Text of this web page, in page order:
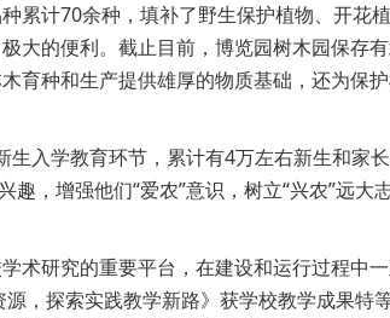
计70余种，填补了野生保护植物、开花
的便利。截止目前，博览园树木园保存
育种和生产提供雄厚的物质基础，还为保
生入学教育环节，累计有4万左右新生和家
，增强他们“爱农”意识，树立“兴农”远
术研究的重要平台，在建设和运行过程中
，探索实践教学新路》获学校教学成果特